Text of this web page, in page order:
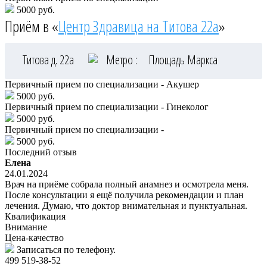
5000 руб.
Приём в «Центр Здравица на Титова 22а»
Титова д. 22а Метро : Площадь Маркса
Первичный прием по специализации - Акушер
5000 руб.
Первичный прием по специализации - Гинеколог
5000 руб.
Первичный прием по специализации -
5000 руб.
Последний отзыв
Елена
24.01.2024
Врач на приёме собрала полный анамнез и осмотрела меня.
После консультации я ещё получила рекомендации и план
лечения. Думаю, что доктор внимательная и пунктуальная.
Квалификация
Внимание
Цена-качество
Записаться по телефону.
499 519-38-52